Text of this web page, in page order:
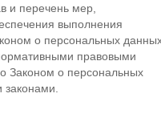
и перечень мер,
выполнения
о персональных
правовыми
Законом о персональных